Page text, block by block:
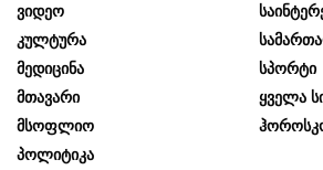
Ვიდეო
Კულტურა
Მედიცინა
Მთავარი
Მსოფლიო
Პოლიტიკა
Სპორტი
Ყველა